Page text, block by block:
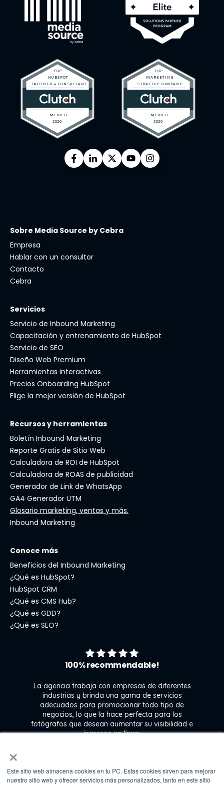
×
Este sitio web almacena cookies en tu PC. Estas cookies sirven para mejorar
nuestro sitio web y ofrecer servicios más personalizados, tanto en este sitio
Sobre Media Source by Cebra
Empresa
Hablar con un consultor
Contacto
Cebra
Servicios
Servicio de Inbound Marketing
Capacitación y entrenamiento de HubSpot
Servicio de SEO
Diseño Web Premium
Herramientas interactivas
Precios Onboarding HubSpot
Elige la mejor versión de HubSpot
Recursos y herramientas
Boletín Inbound Marketing
Reporte Gratis de Sitio Web
Calculadora de ROI de HubSpot
Calculadora de ROAS de publicidad
Generador de Link de WhatsApp
GA4 Generador UTM
Glosario marketing, ventas y más.
Inbound Marketing
Conoce más
Beneficios del Inbound Marketing
¿Qué es HubSpot?
HubSpot CRM
¿Qué es CMS Hub?
¿Qué es GDD?
¿Qué es SEO?
100% recommendable!
La agencia trabaja con empresas de diferentes
industrias y brinda una gama de servicios
adecuados para promocionar todo tipo de
negocios, lo que la hace perfecta para los
fotógrafos que desean aumentar su visibilidad e
ingresos en línea.
Kate Gross
Marketing & graphic design assistant at